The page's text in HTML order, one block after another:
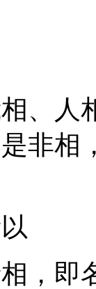
、人
非相
，即